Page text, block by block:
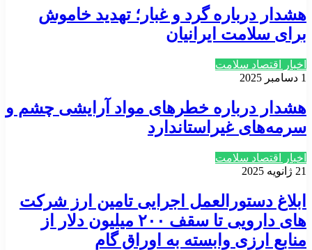
هشدار درباره گرد و غبار؛ تهدید خاموش
برای سلامت ایرانیان
اخبار اقتصاد سلامت
1 دسامبر 2025
هشدار درباره خطرهای مواد آرایشی چشم و
سرمه‌های غیراستاندارد
اخبار اقتصاد سلامت
21 ژانویه 2025
ابلاغ دستورالعمل اجرایی تامین ارز شرکت
های دارویی تا سقف ۲۰۰ میلیون دلار از
منابع ارزی وابسته به اوراق گام